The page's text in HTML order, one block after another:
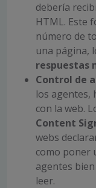
debería
HTML. Este
número de
una página,
respuestas
Control de
los agentes,
con la web.
Content
webs
como poner
agentes
leer.